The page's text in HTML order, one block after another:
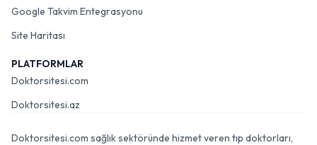
Google Takvim Entegrasyonu
Site Haritası
PLATFORMLAR
Doktorsitesi.com
Doktorsitesi.az
Doktorsitesi.com sağlık sektöründe hizmet veren tıp doktorları,